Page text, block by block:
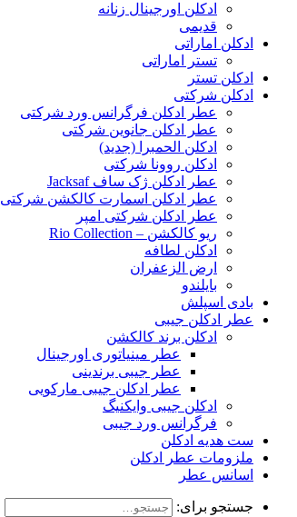
ادکلن اورجینال زنانه
قدیمی
ادکلن اماراتی
تستر اماراتی
ادکلن تستر
ادکلن شرکتی
عطر ادکلن فرگرانس ورد شرکتی
عطر ادکلن جانوین شرکتی
ادکلن الحمبرا (جدید)
ادکلن روونا شرکتی
عطر ادکلن ژک‌ ساف Jacksaf
عطر ادکلن اسمارت کالکشن شرکتی
عطر ادکلن شرکتی امپر
ریو کالکشن – Rio Collection
ادکلن لطافه
ارض الزعفران
بایلندو
بادی اسپلش
عطر ادکلن جیبی
ادکلن برند کالکشن
عطر مینیاتوری اورجینال
عطر جیبی برندینی
عطر ادکلن جیبی مارکویی
ادکلن جیبی وایکنیگ
فرگرانس ورد جیبی
ست هدیه ادکلن
ملزومات عطر ادکلن
اسانس عطر
جستجو برای: